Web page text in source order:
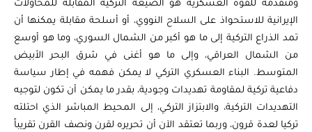
ومتقدمة للقوة العسكرية هو الصيغة التركية المقابلة للمحاولات
الإيرانية للاستحواذ على السلاح النووي، أو أسلحة مقابلة يمكنها أن
تمد الذراع التركية إلى ما هو أكبر من الشمال السوري، وما هو أوسع
من الشمال العراقي، وإلى ما هو أغنى في شرق البحر الأبيض
المتوسط. البناء العسكري التركي لا يمكن فهمه في إطار سياسة
دفاعية تركية لمقاومة تهديدات وجودية، بقدر ما يمكن أن تكون لتوجيه
التهديدات التركية، والابتزاز التركي، إلى المحيط المباشر الذي احتلته
تركيا لعدة قرون، وربما تعتقد الآن أن تحريره لقرن ونصف القرن تقريباً